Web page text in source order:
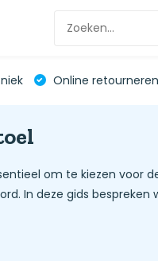
Online
om te kiezen voor
In deze gids